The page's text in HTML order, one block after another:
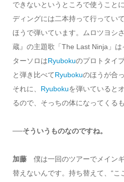
できないというところで使うこと
ディングには二本持って行ってい
ほうで弾いています。ムロツヨシ
蔵』の主題歌「The Last Ninja」
ターソロはRyubokuのプロトタイ
と弾き比べてRyubokuのほうが合
それに、 Ryubokuを弾いていると
るので、そっちの体になってくる
──そういうものなのですね。
加藤僕は一回のツアーでメイン
替えないんです。持ち替えて、“